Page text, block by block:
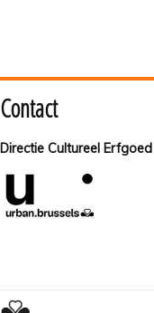
Contact
Directie Cultureel Erfgoed